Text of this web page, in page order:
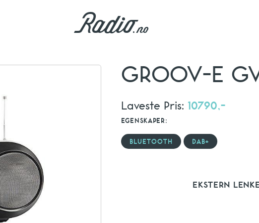
GROOV-E
Laveste Pris: 10790,-
EGENSKAPER:
BLUETOOTH DAB+
EKSTERN